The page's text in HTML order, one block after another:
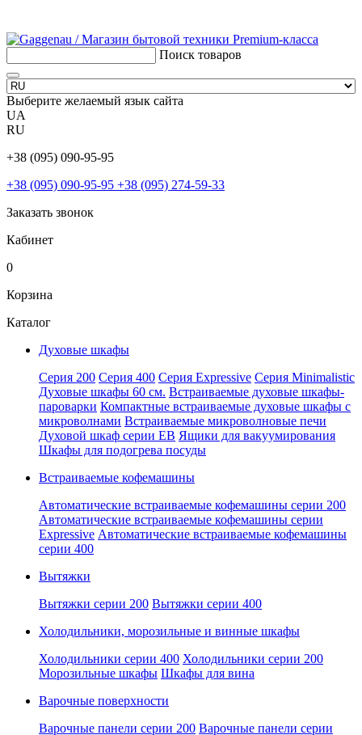
Поиск товаров
Выберите желаемый язык сайта
UA
RU
+38 (095) 090-95-95
+38 (095) 090-95-95 +38 (095) 274-59-33
Заказать звонок
Кабинет
0
Корзина
Каталог
Духовые шкафы
Серия 200 Серия 400 Серия Expressive Серия Minimalistic
Духовые шкафы 60 см. Встраиваемые духовые шкафы-
пароварки Компактные встраиваемые духовые шкафы с
микроволнами Встраиваемые микроволновые печи
Духовой шкаф серии EB Ящики для вакуумирования
Шкафы для подогрева посуды
Встраиваемые кофемашины
Автоматические встраиваемые кофемашины серии 200
Автоматические встраиваемые кофемашины серии
Expressive Автоматические встраиваемые кофемашины
серии 400
Вытяжки
Вытяжки серии 200 Вытяжки серии 400
Холодильники, морозильные и винные шкафы
Холодильники серии 400 Холодильники серии 200
Морозильные шкафы Шкафы для вина
Варочные поверхности
Варочные панели серии 200 Варочные панели серии